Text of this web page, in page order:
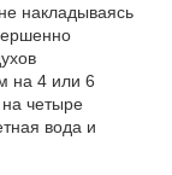
накладываясь
на 4 или 6
четыре
вода и